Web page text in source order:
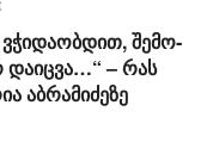
ვჭი­და­ობ­დით, შე­მო­
– რას
აბრამიძეზე